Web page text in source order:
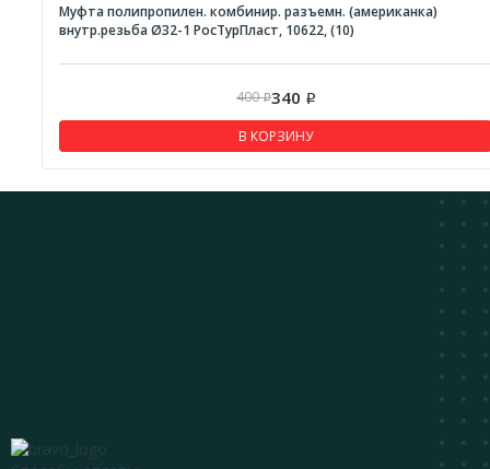
Муфта полипропилен. комбинир. разъемн. (американка)
внутр.резьба Ø32-1 РосТурПласт, 10622, (10)
400Р340 Р
В КОРЗИНУ